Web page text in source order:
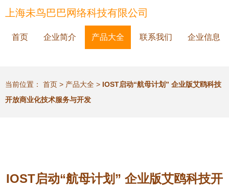
上海未鸟巴巴网络科技有限公司
首页 企业简介 产品大全 联系我们 企业信息
当前位置： 首页 > 产品大全 > IOST启动“航母计划” 企业版艾鸥科技
开放商业化技术服务与开发
IOST启动“航母计划” 企业版艾鸥科技开